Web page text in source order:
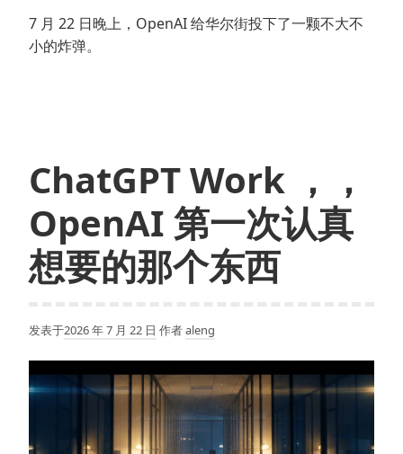
7 月 22 日晚上，OpenAI 给华尔街投下了一颗不大不
小的炸弹。
ChatGPT Work ，，
OpenAI 第一次认真
想要的那个东西
发表于2026 年 7 月 22 日 作者aleng